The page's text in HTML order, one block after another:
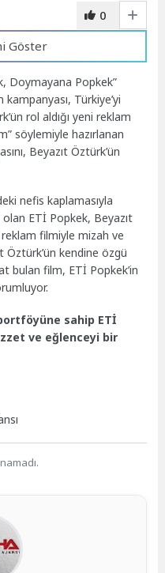
0
Göster
Doymayana Popkek”
Türkiye’yi
rol aldığı yeni reklam
söylemiyle hazırlanan
Beyazıt Öztürk’ün
nefis kaplamasıyla
ETİ Popkek, Beyazıt
reklam filmiyle mizah ve
Öztürk’ün kendine özgü
bulan film, ETİ Popkek’in
sahip ETİ
ve eğlenceyi bir